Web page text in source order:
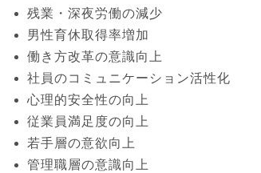
残業・深夜労働の減少
男性育休取得率増加
働き方改革の意識向上
社員のコミュニケーション活性化
心理的安全性の向上
従業員満足度の向上
若手層の意欲向上
管理職層の意識向上